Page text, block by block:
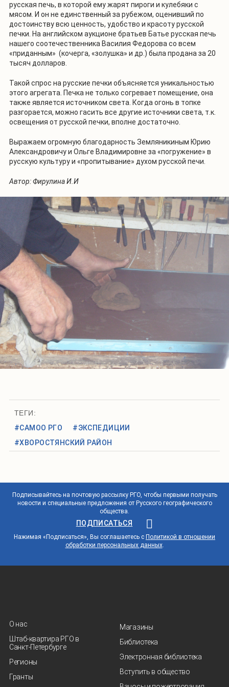
русская печь, в которой ему жарят пироги и кулебяки с
мясом. И он не единственный за рубежом, оценивший по
достоинству всю ценность, удобство и красоту русской
печки. На английском аукционе братьев Батье русская печь
нашего соотечественника Василия Федорова со всем
«приданным» (кочерга, «золушка» и др.) была продана за 20
тысяч долларов.
Такой спрос на русские печки объясняется уникальностью
этого агрегата. Печка не только согревает помещение, она
также является источником света. Когда огонь в топке
разгорается, можно гасить все другие источники света, т.к.
освещения от русской печки, вполне достаточно.
Выражаем огромную благодарность Земляникиным Юрию
Александровичу и Ольге Владимировне за «погружение» в
русскую культуру и «пропитывание» духом русской печи.
Автор: Фирулина И.И
ТЕГИ:
#САМОО РГО
#ЭКСПЕДИЦИИ
#ХВОРОСТЯНСКИЙ РАЙОН
Подписывайтесь на почтовую рассылку РГО, чтобы первыми получать
новости и специальные предложения от Русского географического
общества.
ПОДПИСАТЬСЯ
Нажимая «Подписаться», Вы соглашаетесь с Политикой в отношении
обработки персональных данных.
О нас
Штаб-квартира РГО в
Санкт‑Петербурге
Регионы
Гранты
Магазины
Библиотека
Электронная библиотека
Вступить в общество